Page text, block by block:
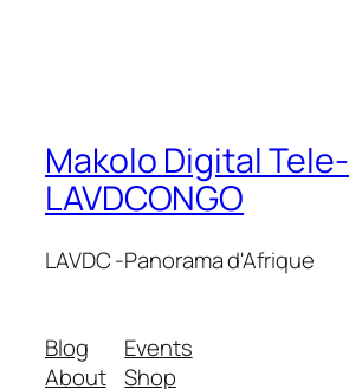
Makolo Digital Tele-
LAVDCONGO
LAVDC -Panorama d'Afrique
Blog
About
Events
Shop